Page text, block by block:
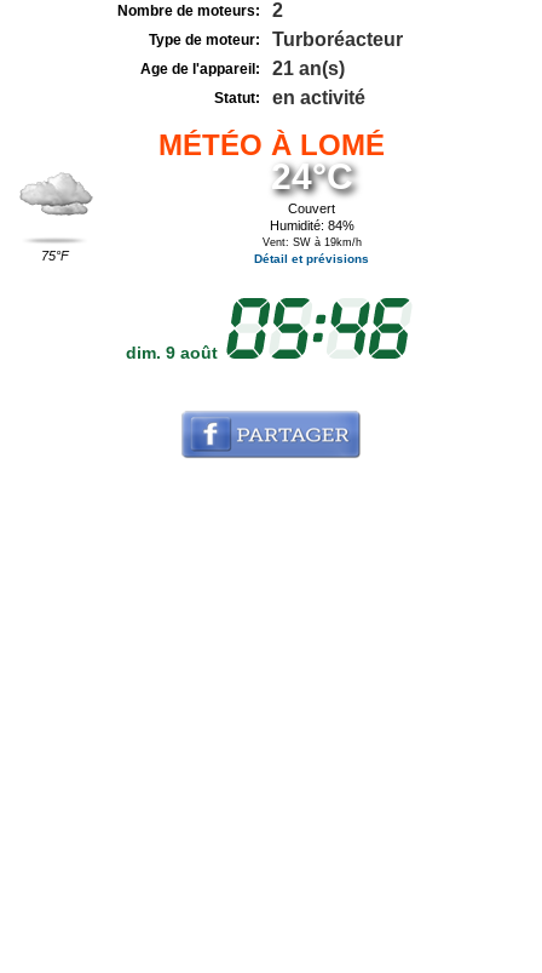
Nombre de moteurs: 2
Type de moteur: Turboréacteur
Age de l'appareil: 21 an(s)
Statut: en activité
MÉTÉO À LOMÉ
75°F
24°C
Couvert
Humidité: 84%
Vent: SW à 19km/h
Détail et prévisions
dim. 9 août